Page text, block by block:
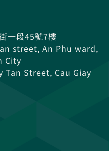
一段45號7樓
street, An Phu ward,
City
Tan Street, Cau Giay